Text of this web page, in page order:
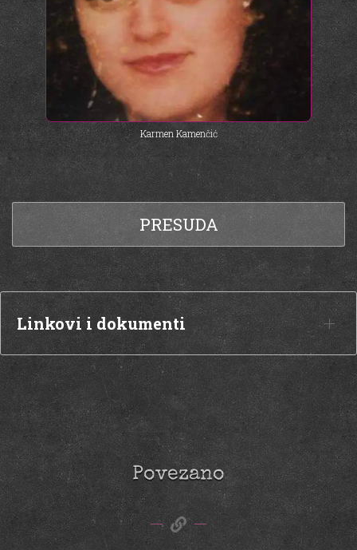
Karmen Kamenčić
PRESUDA
Linkovi i dokumenti
Povezano